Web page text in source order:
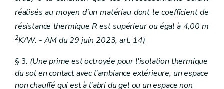
réalisés au moyen d'un matériau dont le coefficient de
résistance thermique R est supérieur ou égal à 4,00 m
2K/W. - AM du 29 juin 2023, art. 14)
§ 3. (Une prime est octroyée pour l'isolation thermique
du sol en contact avec l'ambiance extérieure, un espace
non chauffé qui est à l'abri du gel ou un espace non